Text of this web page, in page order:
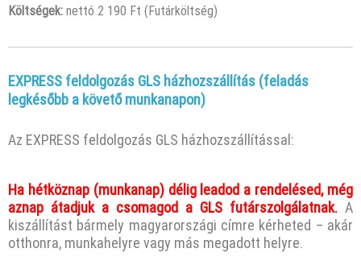
Költségek: nettó 2 190 Ft (Futárköltség)
EXPRESS feldolgozás GLS házhozszállítás (feladás
legkésőbb a követő munkanapon)
Az EXPRESS feldolgozás GLS házhozszállítással:
Ha hétköznap (munkanap) délig leadod a rendelésed, még
aznap átadjuk a csomagod a GLS futárszolgálatnak. A
kiszállítást bármely magyarországi címre kérheted – akár
otthonra, munkahelyre vagy más megadott helyre.